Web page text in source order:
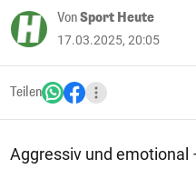
VonSport Heute
17.03.2025, 20:05
Teilen
Aggressiv und emotional